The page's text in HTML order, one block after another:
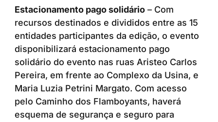
Estacionamento pago solidário – Com
recursos destinados e divididos entre as 15
entidades participantes da edição, o evento
disponibilizará estacionamento pago
solidário do evento nas ruas Aristeo Carlos
Pereira, em frente ao Complexo da Usina, e
Maria Luzia Petrini Margato. Com acesso
pelo Caminho dos Flamboyants, haverá
esquema de segurança e seguro para